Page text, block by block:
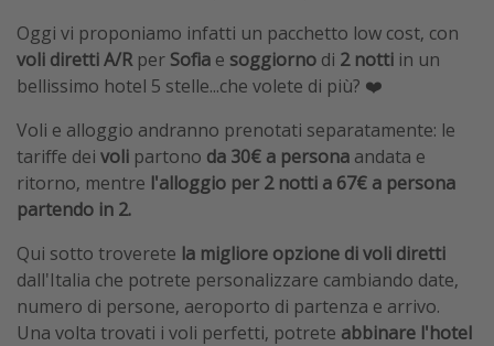
Oggi vi proponiamo infatti un pacchetto low cost, con
voli diretti A/Rper Sofia e soggiorno di 2 notti in un
bellissimo hotel 5 stelle...che volete di più? ❤️
Voli e alloggio andranno prenotati separatamente: le
tariffe dei voli partono da 30€ a persona andata e
ritorno, mentre l'alloggio per 2 notti a 67€ a persona
partendo in 2.
Qui sotto troverete la migliore opzione di voli diretti
dall'Italia che potrete personalizzare cambiando date,
numero di persone, aeroporto di partenza e arrivo.
Una volta trovati i voli perfetti, potrete abbinare l'hotel